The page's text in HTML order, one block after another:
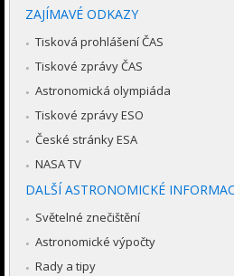
ZAJÍMAVÉ ODKAZY
Tisková prohlášení ČAS
Tiskové zprávy ČAS
Astronomická olympiáda
Tiskové zprávy ESO
České stránky ESA
NASA TV
DALŠÍ ASTRONOMICKÉ
Světelné znečištění
Astronomické výpočty
Rady a tipy